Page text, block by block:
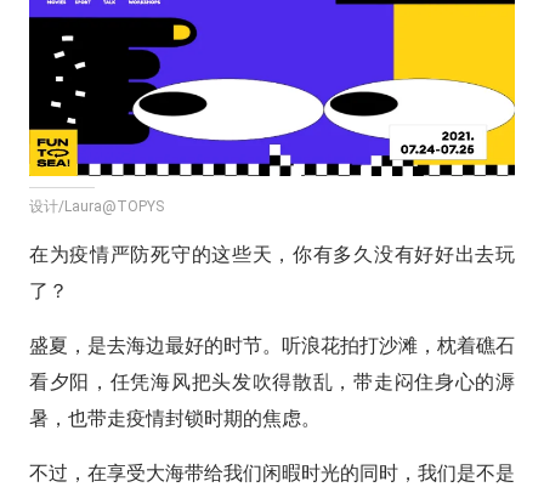
设计/Laura@TOPYS
在为疫情严防死守的这些天，你有多久没有好好出去玩
了？
盛夏，是去海边最好的时节。听浪花拍打沙滩，枕着礁石
看夕阳，任凭海风把头发吹得散乱，带走闷住身心的溽
暑，也带走疫情封锁时期的焦虑。
不过，在享受大海带给我们闲暇时光的同时，我们是不是